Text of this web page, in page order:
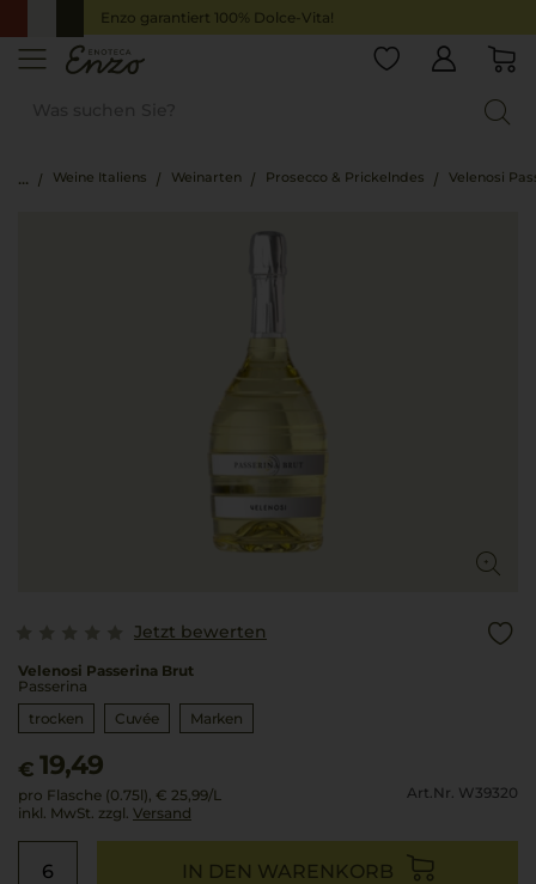
Enzo garantiert 100% Dolce-Vita!
Weine Italiens Weinarten Prosecco & Prickelndes Velenosi
Jetzt bewerten
Velenosi Passerina Brut
Passerina
trocken
Cuvée Marken
€ 19,49
pro Flasche (0.75l), € 25,99/L
inkl. MwSt. zzgl. Versand
Art.Nr. W39320
IN DEN WARENKORB